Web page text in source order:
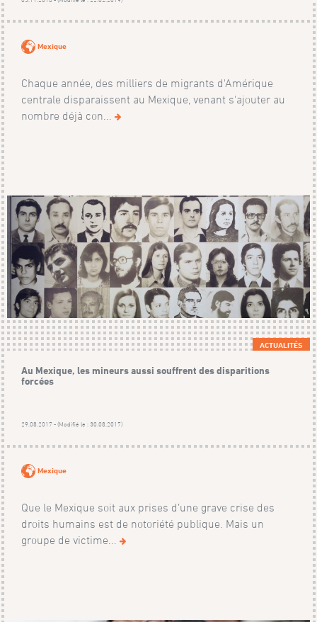
Mexique
Chaque année, des milliers de migrants d'Amérique
centrale disparaissent au Mexique, venant s'ajouter au
nombre déjà con...
ACTUALITÉS
Au Mexique, les mineurs aussi souffrent des disparitions
forcées
29.08.2017 - (Modifié le : 30.08.2017)
Mexique
Que le Mexique soit aux prises d’une grave crise des
droits humains est de notoriété publique. Mais un
groupe de victime...